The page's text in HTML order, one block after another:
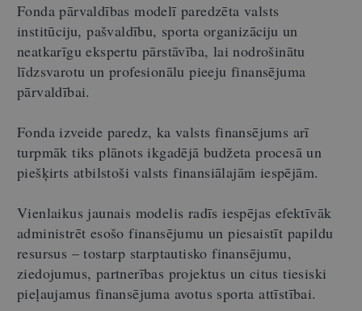
Fonda pārvaldības modelī paredzēta valsts
institūciju, pašvaldību, sporta organizāciju un
neatkarīgu ekspertu pārstāvība, lai nodrošinātu
līdzsvarotu un profesionālu pieeju finansējuma
pārvaldībai.
Fonda izveide paredz, ka valsts finansējums arī
turpmāk tiks plānots ikgadējā budžeta procesā un
piešķirts atbilstoši valsts finansiālajām iespējām.
Vienlaikus jaunais modelis radīs iespējas efektīvāk
administrēt esošo finansējumu un piesaistīt papildu
resursus – tostarp starptautisko finansējumu,
ziedojumus, partnerības projektus un citus tiesiski
pieļaujamus finansējuma avotus sporta attīstībai.